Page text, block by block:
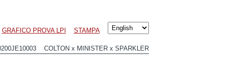
GRAFICO PROVA LPI STAMPA
COLTON x MINISTER x SPARKLER